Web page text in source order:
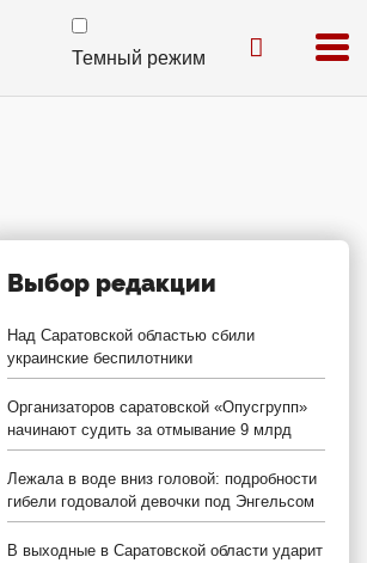
Темный режим
Выбор редакции
Над Саратовской областью сбили
украинские беспилотники
Организаторов саратовской «Опусгрупп»
начинают судить за отмывание 9 млрд
Лежала в воде вниз головой: подробности
гибели годовалой девочки под Энгельсом
В выходные в Саратовской области ударит